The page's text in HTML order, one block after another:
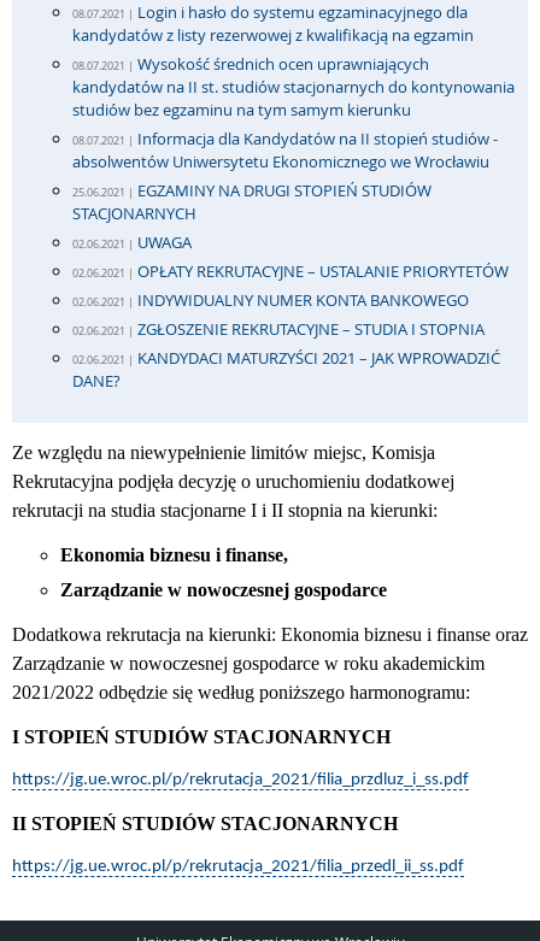
08.07.2021 | Login i hasło do systemu egzaminacyjnego dla
kandydatów z listy rezerwowej z kwalifikacją na egzamin
08.07.2021 | Wysokość średnich ocen uprawniających
kandydatów na II st. studiów stacjonarnych do kontynowania
studiów bez egzaminu na tym samym kierunku
08.07.2021 | Informacja dla Kandydatów na II stopień studiów -
absolwentów Uniwersytetu Ekonomicznego we Wrocławiu
25.06.2021 | EGZAMINY NA DRUGI STOPIEŃ STUDIÓW
STACJONARNYCH
02.06.2021 | UWAGA
02.06.2021 | OPŁATY REKRUTACYJNE – USTALANIE PRIORYTETÓW
02.06.2021 | INDYWIDUALNY NUMER KONTA BANKOWEGO
02.06.2021 | ZGŁOSZENIE REKRUTACYJNE – STUDIA I STOPNIA
02.06.2021 | KANDYDACI MATURZYŚCI 2021 – JAK WPROWADZIĆ
DANE?
Ze względu na niewypełnienie limitów miejsc, Komisja
Rekrutacyjna podjęła decyzję o uruchomieniu dodatkowej
rekrutacji na studia stacjonarne I i II stopnia na kierunki:
Ekonomia biznesu i finanse,
Zarządzanie w nowoczesnej gospodarce
Dodatkowa rekrutacja na kierunki: Ekonomia biznesu i finanse oraz
Zarządzanie w nowoczesnej gospodarce w roku akademickim
2021/2022 odbędzie się według poniższego harmonogramu:
I STOPIEŃ STUDIÓW STACJONARNYCH
https://jg.ue.wroc.pl/p/rekrutacja_2021/filia_przdluz_i_ss.pdf
II STOPIEŃ STUDIÓW STACJONARNYCH
https://jg.ue.wroc.pl/p/rekrutacja_2021/filia_przedl_ii_ss.pdf